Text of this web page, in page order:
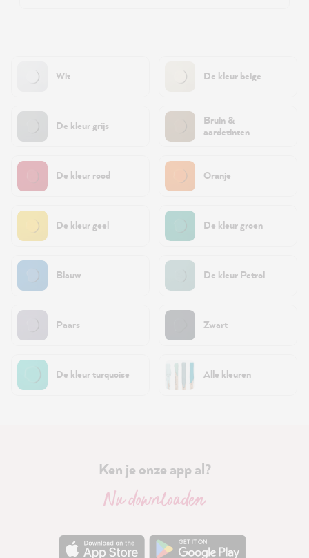
Wit De kleur beige
De kleur grijs
Bruin &
aardetinten
De kleur rood Oranje
De kleur geel De kleur groen
Blauw De kleur Petrol
Paars Zwart
De kleur turquoise Alle kleuren
Ken je onze app al?
Nu downloaden